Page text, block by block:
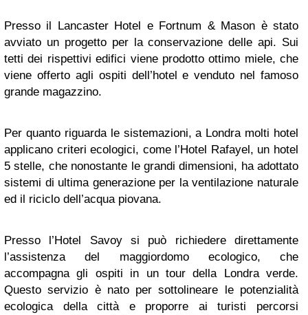
Presso il Lancaster Hotel e Fortnum & Mason è stato
avviato un progetto per la conservazione delle api. Sui
tetti dei rispettivi edifici viene prodotto ottimo miele, che
viene offerto agli ospiti dell’hotel e venduto nel famoso
grande magazzino.
Per quanto riguarda le sistemazioni, a Londra molti hotel
applicano criteri ecologici, come l’Hotel Rafayel, un hotel
5 stelle, che nonostante le grandi dimensioni, ha adottato
sistemi di ultima generazione per la ventilazione naturale
ed il riciclo dell’acqua piovana.
Presso l’Hotel Savoy si può richiedere direttamente
l’assistenza del maggiordomo ecologico, che
accompagna gli ospiti in un tour della Londra verde.
Questo servizio è nato per sottolineare le potenzialità
ecologica della città e proporre ai turisti percorsi